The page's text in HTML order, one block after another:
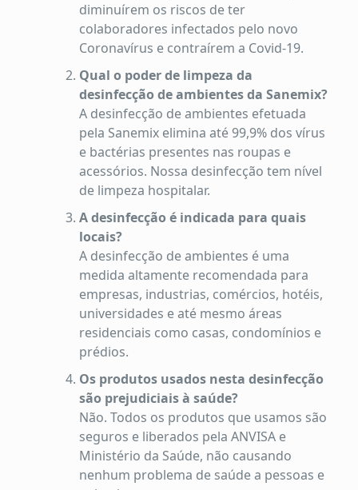
diminuírem os riscos de ter
colaboradores infectados pelo novo
Coronavírus e contraírem a Covid-19.
Qual o poder de limpeza da
desinfecção de ambientes da Sanemix?
A desinfecção de ambientes efetuada
pela Sanemix elimina até 99,9% dos vírus
e bactérias presentes nas roupas e
acessórios. Nossa desinfecção tem nível
de limpeza hospitalar.
A desinfecção é indicada para quais
locais?
A desinfecção de ambientes é uma
medida altamente recomendada para
empresas, industrias, comércios, hotéis,
universidades e até mesmo áreas
residenciais como casas, condomínios e
prédios.
Os produtos usados nesta desinfecção
são prejudiciais à saúde?
Não. Todos os produtos que usamos são
seguros e liberados pela ANVISA e
Ministério da Saúde, não causando
nenhum problema de saúde a pessoas e